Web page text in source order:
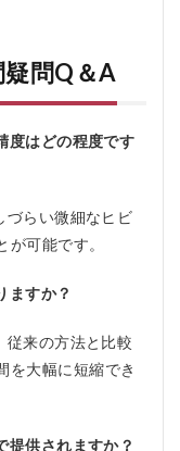
問Q＆A
度はどの程度です
づらい微細なヒビ
可能です。
ますか？
従来の方法と比較
を大幅に短縮でき
提供されますか？